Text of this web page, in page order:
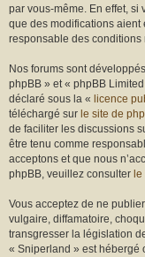
par vous-même. En effet,
que des modifications aient
responsable des conditions
Nos forums sont
phpBB » et « phpBB
déclaré sous la « licence
téléchargé sur le site de
de faciliter les discussions
être tenu comme
acceptons et que nous
phpBB, veuillez consulter
Vous acceptez de ne
vulgaire, diffamatoire,
transgresser la législation
« Sniperland » est hébergé